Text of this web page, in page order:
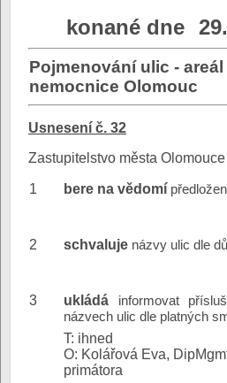
konané dne
Pojmenování ulic -
nemocnice Olomouc
Usnesení č. 32
Zastupitelstvo města
1 bere na vědomí
2 schvaluje názvy ulic dle
3 ukládá
informovat
názvech ulic dle platných
T: ihned
O: Kolářová Eva,
primátora